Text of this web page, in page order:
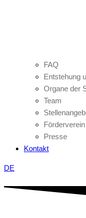
FAQ
Entstehung
Organe der
Team
Förderverein
Presse
Kontakt
DE